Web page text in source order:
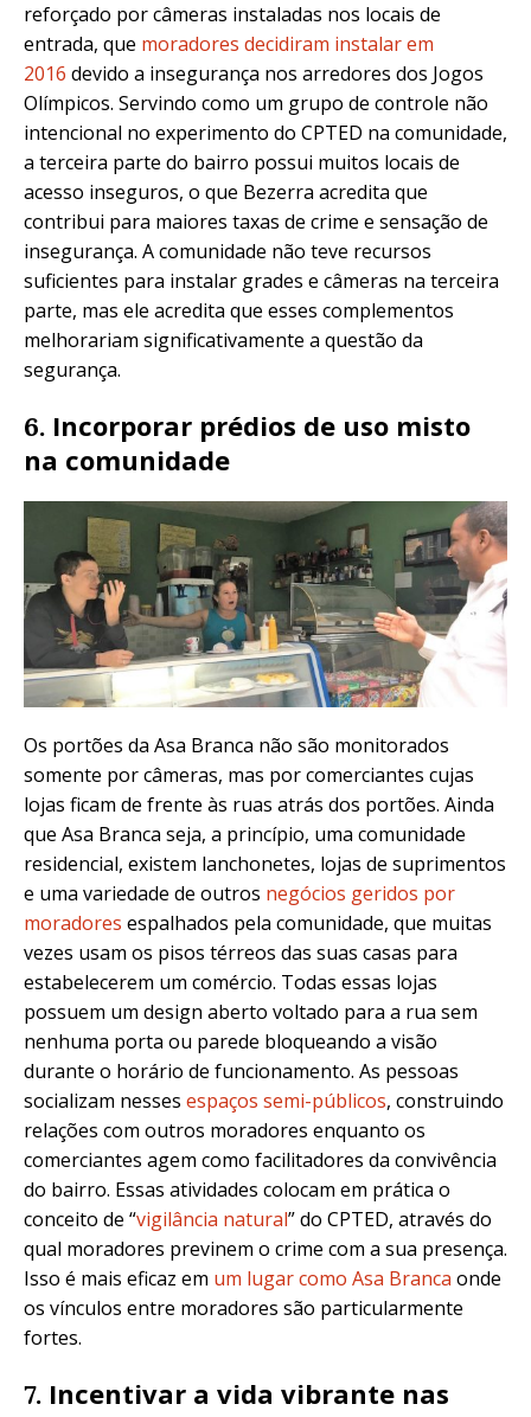
reforçado por câmeras instaladas nos locais de
entrada, que moradores decidiram instalar em
2016 devido a insegurança nos arredores dos Jogos
Olímpicos. Servindo como um grupo de controle não
intencional no experimento do CPTED na comunidade,
a terceira parte do bairro possui muitos locais de
acesso inseguros, o que Bezerra acredita que
contribui para maiores taxas de crime e sensação de
insegurança. A comunidade não teve recursos
suficientes para instalar grades e câmeras na terceira
parte, mas ele acredita que esses complementos
melhorariam significativamente a questão da
segurança.
6. Incorporar prédios de uso misto
na comunidade
Os portões da Asa Branca não são monitorados
somente por câmeras, mas por comerciantes cujas
lojas ficam de frente às ruas atrás dos portões. Ainda
que Asa Branca seja, a princípio, uma comunidade
residencial, existem lanchonetes, lojas de suprimentos
e uma variedade de outros negócios geridos por
moradores espalhados pela comunidade, que muitas
vezes usam os pisos térreos das suas casas para
estabelecerem um comércio. Todas essas lojas
possuem um design aberto voltado para a rua sem
nenhuma porta ou parede bloqueando a visão
durante o horário de funcionamento. As pessoas
socializam nesses espaços semi-públicos, construindo
relações com outros moradores enquanto os
comerciantes agem como facilitadores da convivência
do bairro. Essas atividades colocam em prática o
conceito de “vigilância natural” do CPTED, através do
qual moradores previnem o crime com a sua presença.
Isso é mais eficaz em um lugar como Asa Branca onde
os vínculos entre moradores são particularmente
fortes.
7. Incentivar a vida vibrante nas